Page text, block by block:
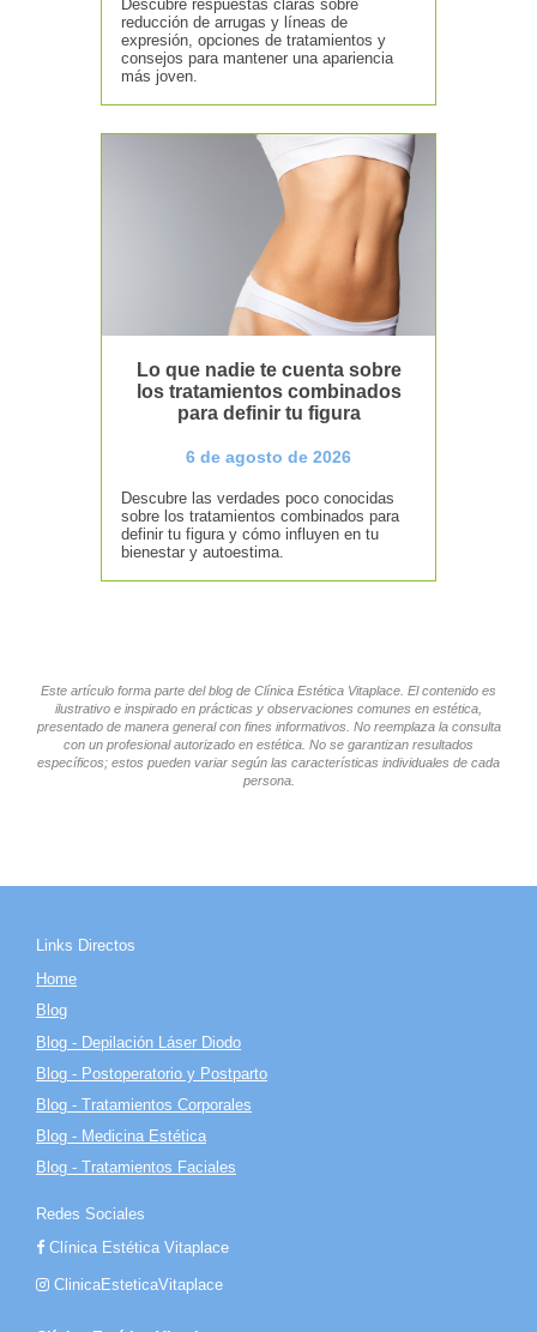
Descubre respuestas claras sobre
reducción de arrugas y líneas de
expresión, opciones de tratamientos y
consejos para mantener una apariencia
más joven.
Lo que nadie te cuenta sobre
los tratamientos combinados
para definir tu figura
6 de agosto de 2026
Descubre las verdades poco conocidas
sobre los tratamientos combinados para
definir tu figura y cómo influyen en tu
bienestar y autoestima.
Este artículo forma parte del blog de Clínica Estética Vitaplace. El contenido es
ilustrativo e inspirado en prácticas y observaciones comunes en estética,
presentado de manera general con fines informativos. No reemplaza la consulta
con un profesional autorizado en estética. No se garantizan resultados
específicos; estos pueden variar según las características individuales de cada
persona.
Links Directos
Home
Blog
Blog - Depilación Láser Diodo
Blog - Postoperatorio y Postparto
Blog - Tratamientos Corporales
Blog - Medicina Estética
Blog - Tratamientos Faciales
Redes Sociales
Clínica Estética Vitaplace
ClinicaEsteticaVitaplace